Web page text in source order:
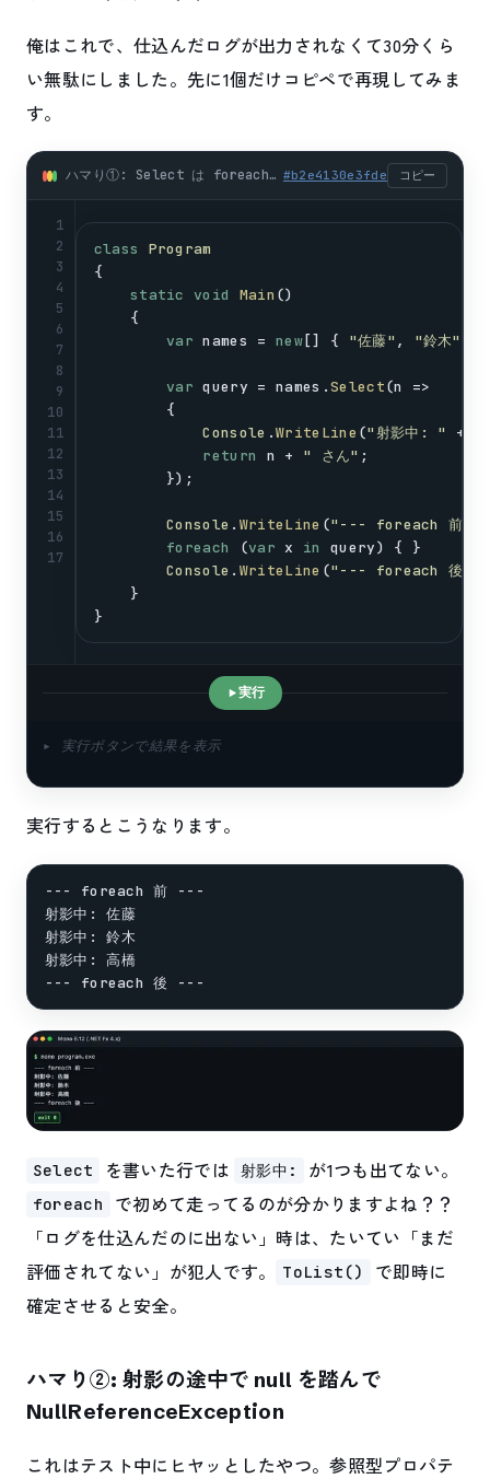
俺はこれで、仕込んだログが出力されなくて30分くら
い無駄にしました。先に1個だけコピペで再現してみま
す。
ハマり①: Select は foreach するまで実行されない（遅延評価） (csharp) #b2e4130e3fde コピー
1
2
3
4
5
6
7
8
9
10
11
12
13
14
15
16
17
class
Program
{
static void Main ()
    {
var names = new [] { "佐藤" , "鈴木"
var query = names .Select(n
=>
        {
Console .WriteLine ("射影中: " +
return
n + " さん" ;
        });
Console . WriteLine ("--- foreach 前
foreach
(var x in query) { }
Console . WriteLine ("--- foreach 後
    }
}
実行
▸ 実行ボタンで結果を表示
実行するとこうなります。
--- foreach 前 ---
射影中: 佐藤
射影中: 鈴木
射影中: 高橋
Select を書いた行では 射影中: が1つも出てない。
foreach
で初めて走ってるのが分かりますよね？？
「ログを仕込んだのに出ない」時は、たいてい「まだ
評価されてない」が犯人です。
ToList()
で即時に
確定させると安全。
ハマり②: 射影の途中で null を踏んで
NullReferenceException
これはテスト中にヒヤッとしたやつ。参照型プロパテ